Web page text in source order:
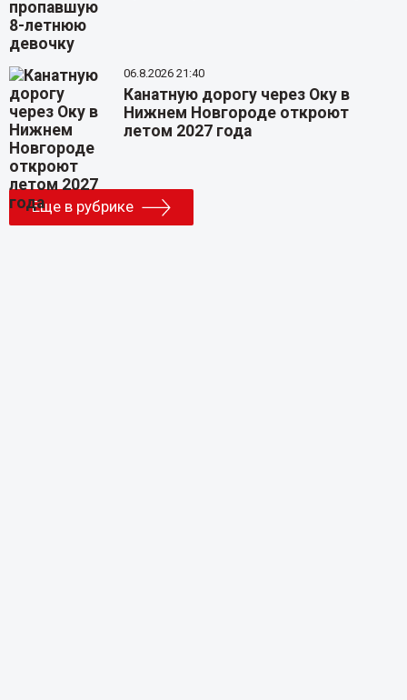
06.8.2026 21:40
Канатную дорогу через Оку в
Нижнем Новгороде откроют
летом 2027 года
Еще в рубрике